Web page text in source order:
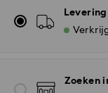
Zoeken